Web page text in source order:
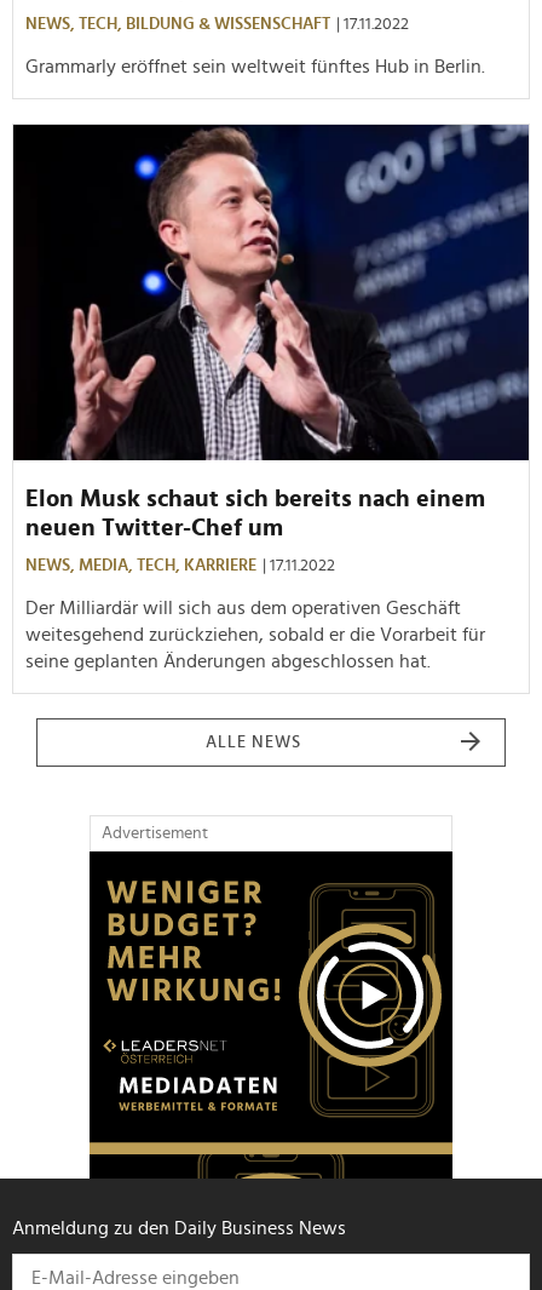
NEWS, TECH, BILDUNG & WISSENSCHAFT | 17.11.2022
Grammarly eröffnet sein weltweit fünftes Hub in Berlin.
Elon Musk schaut sich bereits nach einem
neuen Twitter-Chef um
NEWS, MEDIA, TECH, KARRIERE | 17.11.2022
Der Milliardär will sich aus dem operativen Geschäft
weitesgehend zurückziehen, sobald er die Vorarbeit für
seine geplanten Änderungen abgeschlossen hat.
ALLE NEWS
Advertisement
Anmeldung zu den Daily Business News